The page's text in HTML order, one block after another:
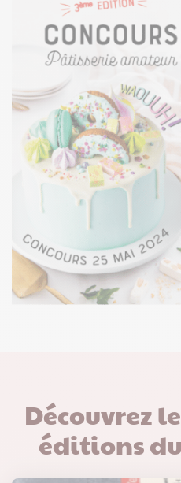
Découvrez
éditions